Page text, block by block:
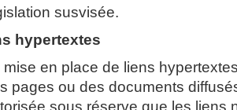
susvisée.
hypertextes
mise en place de liens
pages ou des documents
sous réserve que les liens